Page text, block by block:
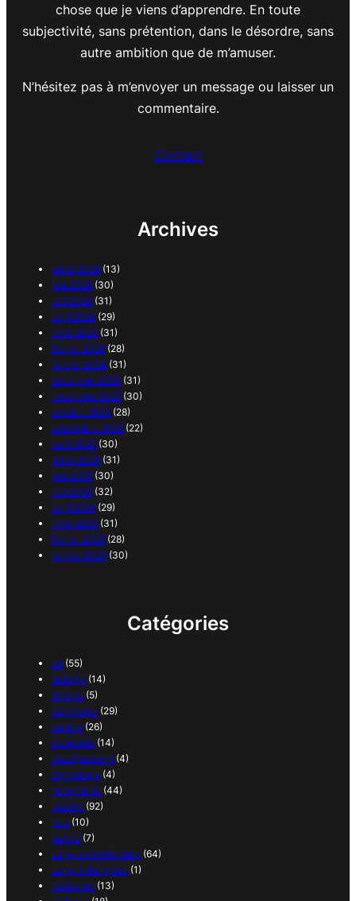
chose que je viens d’apprendre. En toute
subjectivité, sans prétention, dans le désordre, sans
autre ambition que de m’amuser.
N’hésitez pas à m’envoyer un message ou laisser un
commentaire.
Contact
Archives
juillet 2026 (13)
juin 2026 (30)
mai 2026 (31)
avril 2026 (29)
mars 2026 (31)
février 2026 (28)
janvier 2026 (31)
décembre 2025 (31)
novembre 2025 (30)
octobre 2025 (28)
septembre 2025 (22)
août 2025 (30)
juillet 2025 (31)
juin 2025 (30)
mai 2025 (32)
avril 2025 (29)
mars 2025 (31)
février 2025 (28)
janvier 2025 (30)
Catégories
art (55)
biologie (14)
cinéma (5)
commerce (29)
cuisine (26)
économie (14)
enseignement (4)
étymologie (4)
géographie (44)
histoire (92)
jeux (10)
justice (7)
Langue et littérature (64)
Langue française (1)
médecine (13)